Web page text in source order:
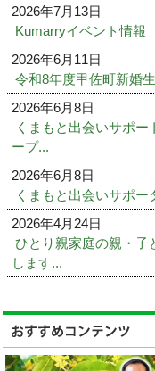
2026年7月13日
Kumarryイベント情報
2026年6月11日
令和8年度甲佐町新婚
2026年6月8日
くまもと出会いサポ
ープ...
2026年6月8日
くまもと出会いサポー
2026年4月24日
ひとり親家庭の親・子
します...